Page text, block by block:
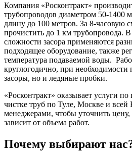
Компания «Росконтракт»
трубопроводов диаметром 50-1400
длину до 100 метров. За 8-часовую
прочистить до 1 км трубопровода.
сложности засора применяются
подходящее оборудование, также
температура подаваемой воды.
круглогодично, при необходимости
засоры, но и ледяные пробки.
«Росконтракт» оказывает услуги
чистке труб по Туле, Москве и всей
менеджерами, чтобы уточнить цену,
зависит от объема работ.
Почему выбирают